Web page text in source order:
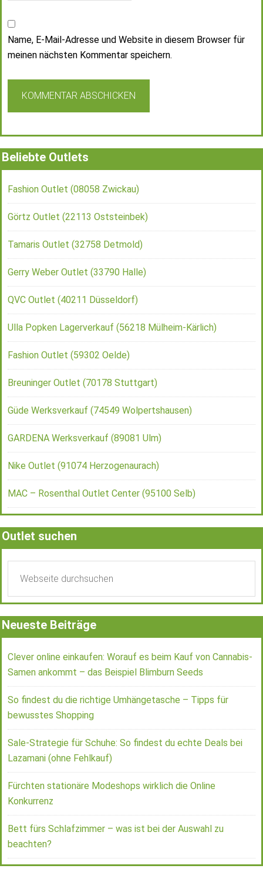
Name, E-Mail-Adresse und Website in diesem Browser für
meinen nächsten Kommentar speichern.
Beliebte Outlets
Fashion Outlet (08058 Zwickau)
Görtz Outlet (22113 Oststeinbek)
Tamaris Outlet (32758 Detmold)
Gerry Weber Outlet (33790 Halle)
QVC Outlet (40211 Düsseldorf)
Ulla Popken Lagerverkauf (56218 Mülheim-Kärlich)
Fashion Outlet (59302 Oelde)
Breuninger Outlet (70178 Stuttgart)
Güde Werksverkauf (74549 Wolpertshausen)
GARDENA Werksverkauf (89081 Ulm)
Nike Outlet (91074 Herzogenaurach)
MAC – Rosenthal Outlet Center (95100 Selb)
Outlet suchen
Neueste Beiträge
Clever online einkaufen: Worauf es beim Kauf von Cannabis-
Samen ankommt – das Beispiel Blimburn Seeds
So findest du die richtige Umhängetasche – Tipps für
bewusstes Shopping
Sale-Strategie für Schuhe: So findest du echte Deals bei
Lazamani (ohne Fehlkauf)
Fürchten stationäre Modeshops wirklich die Online
Konkurrenz
Bett fürs Schlafzimmer – was ist bei der Auswahl zu
beachten?